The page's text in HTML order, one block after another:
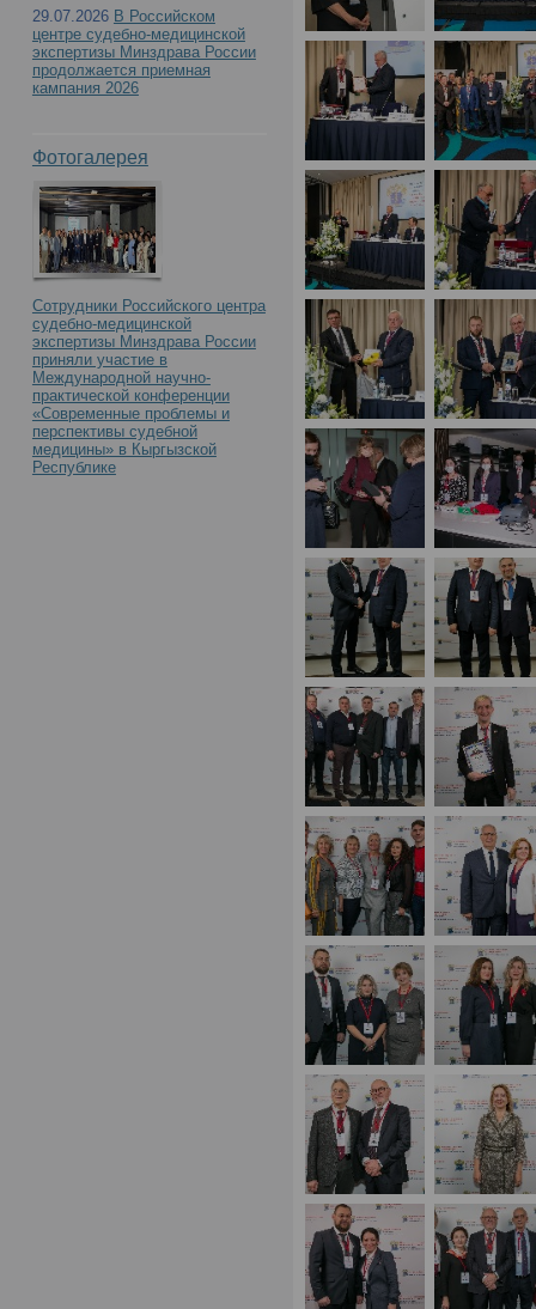
Российского центра
экспертизы. К 90-
образования»(День1)
29.07.2026 В Российском
центре судебно-медицинской
экспертизы Минздрава России
продолжается приемная
кампания 2026
Фотогалерея
Сотрудники Российского центра
судебно-медицинской
экспертизы Минздрава России
приняли участие в
Международной научно-
практической конференции
«Современные проблемы и
перспективы судебной
медицины» в Кыргызской
Республике